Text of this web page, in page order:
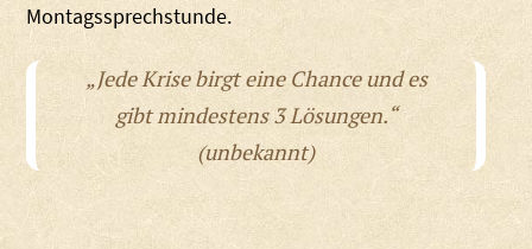
Montagssprechstunde.
„Jede Krise birgt eine Chance und es
gibt mindestens 3 Lösungen.“
(unbekannt)